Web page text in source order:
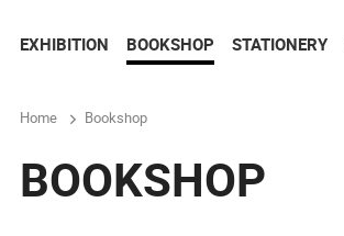
EXHIBITION BOOKSHOP STATIONERY
Home Bookshop
BOOKSHOP